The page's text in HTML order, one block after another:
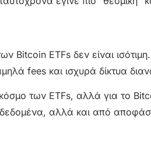
Bitcoin ETFs δεν είναι
fees και ισχυρά δίκτυα
των ETFs, αλλά για το
αλλά και από